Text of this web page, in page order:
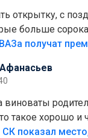
открытку, с
больше
получат
виноваты
такое хорошо и
забор,верх